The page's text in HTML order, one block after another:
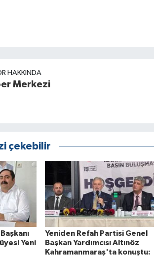
HAKKINDA
Merkezi
çekebilir
Yeni
Yeniden Refah Partisi Genel
Başkan Yardımcısı Altınöz
Kahramanmaraş'ta konuştu: